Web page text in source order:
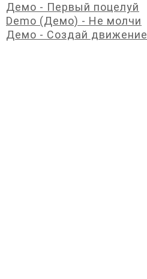
Демо - Первый поцелуй
Demo (Демо) - Не молчи
Демо - Создай движение